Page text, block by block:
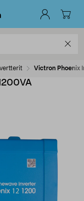
Victron Phoenix